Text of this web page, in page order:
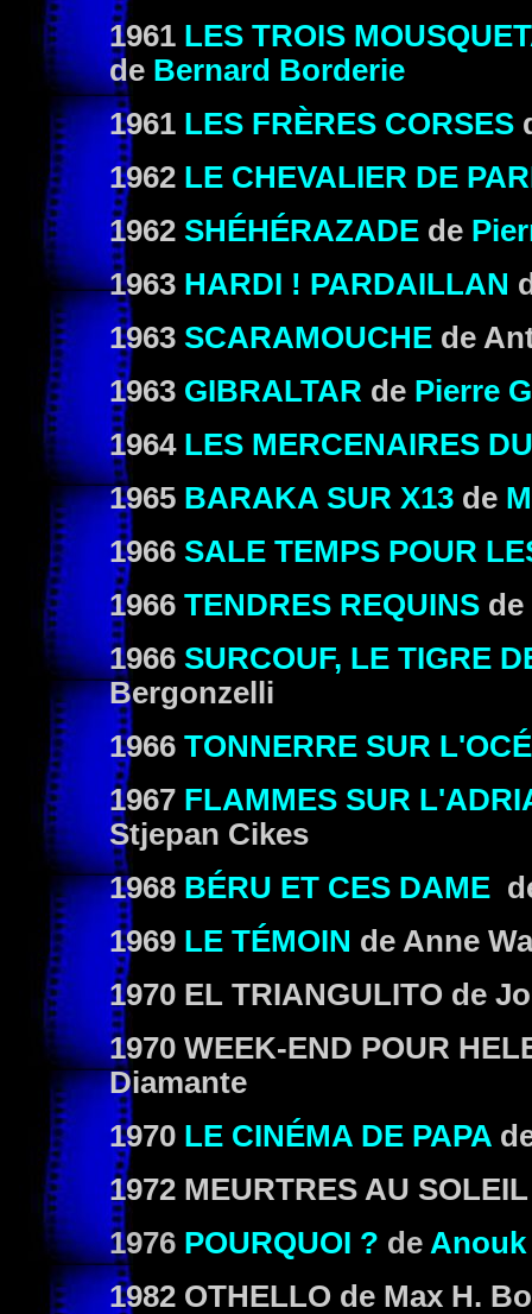
1961 LES TROIS
de Bernard Borderie
1961 LES FRÈRES CORSES
1962 LE CHEVALIER DE
1962 SHÉHÉRAZADE de
1963 HARDI ! PARDAILLAN
1963 SCARAMOUCHE de
1963 GIBRALTAR de Pierre
1964 LES MERCENAIRES
1965 BARAKA SUR X13 de
1966 SALE TEMPS POUR
1966 TENDRES REQUINS de
1966 SURCOUF, LE TIGRE
Bergonzelli
1966 TONNERRE SUR
1967 FLAMMES SUR
Stjepan Cikes
1968 BÉRU ET CES DAME
1969 LE TÉMOIN de Anne
1970 EL TRIANGULITO de
1970 WEEK-END POUR
Diamante
1970 LE CINÉMA DE PAPA
1972 MEURTRES AU
1976 POURQUOI ? de
1982 OTHELLO de Max H.